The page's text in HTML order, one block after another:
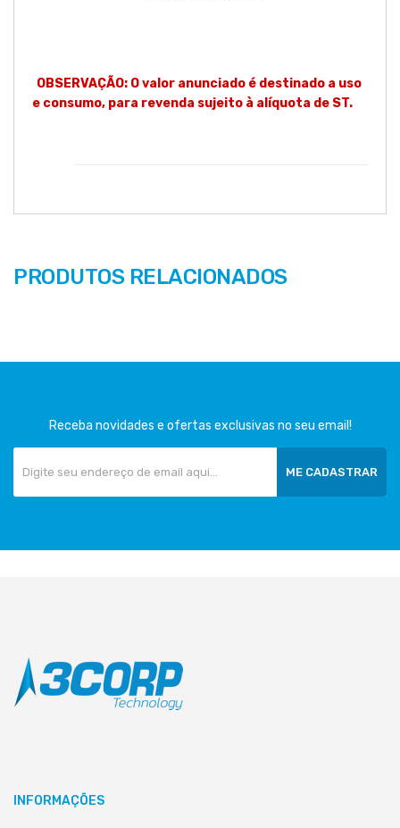
OBSERVAÇÃO: O valor anunciado é destinado a uso
e consumo, para revenda sujeito à alíquota de ST.
PRODUTOS RELACIONADOS
Receba novidades e ofertas exclusivas no seu email!
ME CADASTRAR
INFORMAÇÕES